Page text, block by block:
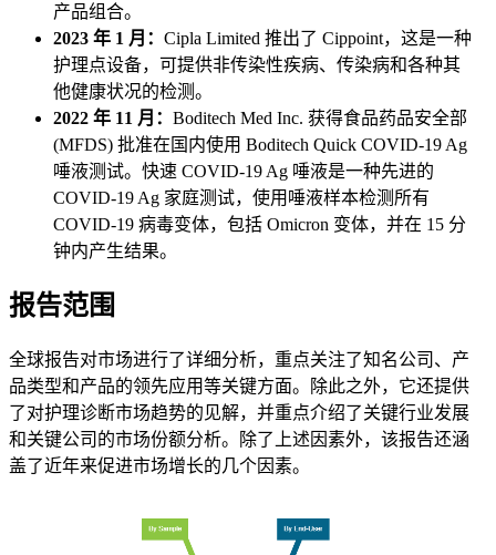
产品组合。
2023 年 1 月： Cipla Limited 推出了 Cippoint，这是一种
护理点设备，可提供非传染性疾病、传染病和各种其
他健康状况的检测。
2022 年 11 月： Boditech Med Inc. 获得食品药品安全部
(MFDS​​) 批准在国内使用 Boditech Quick COVID-19 Ag
唾液测试。快速 COVID-19 Ag 唾液是一种先进的
COVID-19 Ag 家庭测试，使用唾液样本检测所有
COVID-19 病毒变体，包括 Omicron 变体，并在 15 分
钟内产生结果。
报告范围
全球报告对市场进行了详细分析，重点关注了知名公司、产
品类型和产品的领先应用等关键方面。除此之外，它还提供
了对护理诊断市场趋势的见解，并重点介绍了关键行业发展
和关键公司的市场份额分析。除了上述因素外，该报告还涵
盖了近年来促进市场增长的几个因素。